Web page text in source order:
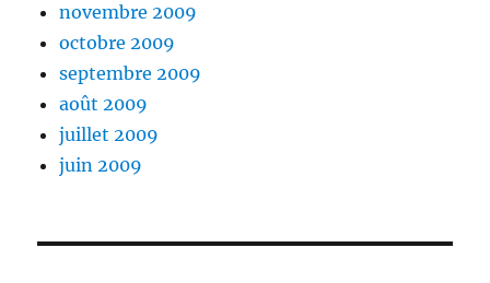
novembre 2009
octobre 2009
septembre 2009
août 2009
juillet 2009
juin 2009